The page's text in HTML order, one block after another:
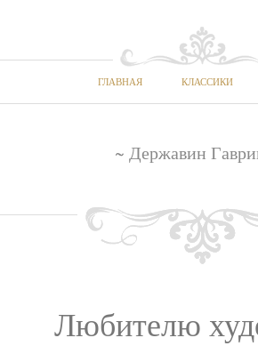
ГЛАВНАЯ КЛАССИКИ
~ Державин
Любителю